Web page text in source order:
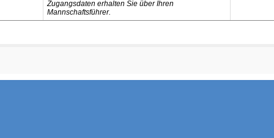
Zugangsdaten erhalten Sie über Ihren
Mannschaftsführer.